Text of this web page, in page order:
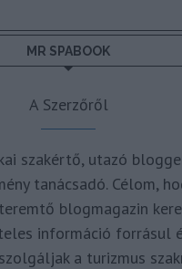
MR SPABOOK
A Szerzőről
szakértő, utazó
tanácsadó. Célom,
blogmagazin
információ forrásul
a turizmus